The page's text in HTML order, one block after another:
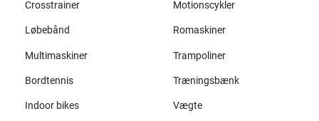
Crosstrainer
Motionscykler
Løbebånd Romaskiner
Multimaskiner Trampoliner
Bordtennis Træningsbænk
Indoor bikes Vægte